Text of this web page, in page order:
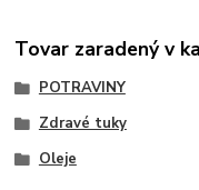
Tovar zaradený v
POTRAVINY
Zdravé tuky
Oleje